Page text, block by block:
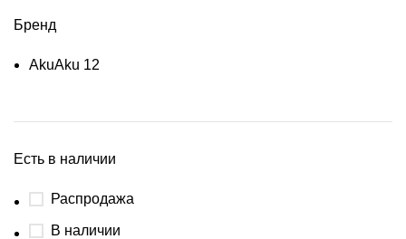
Бренд
AkuAku 12
Есть в наличии
Распродажа
В наличии